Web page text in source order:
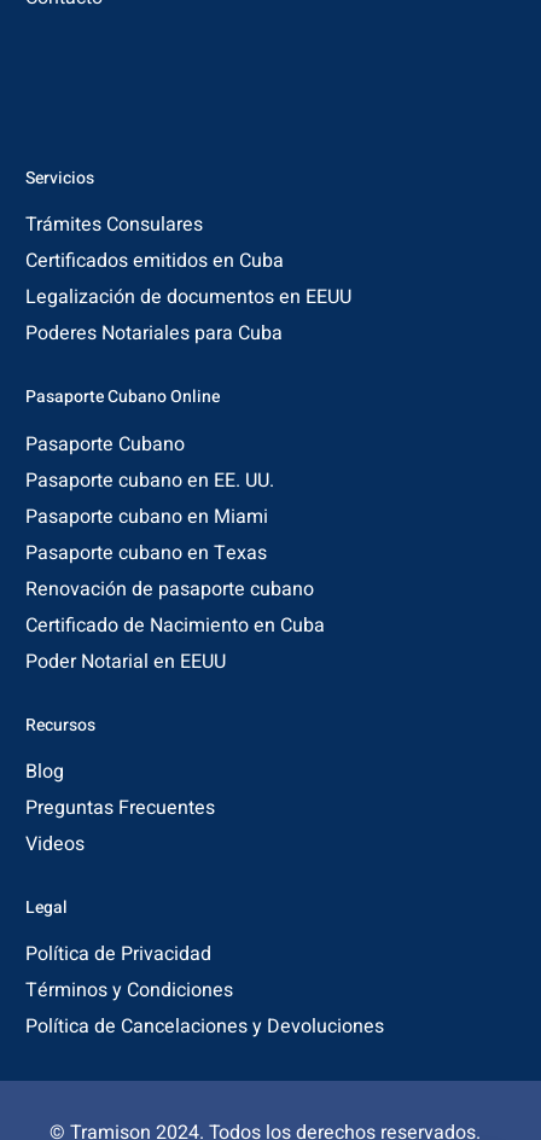
Servicios
Trámites Consulares
Certificados emitidos en Cuba
Legalización de documentos en EEUU
Poderes Notariales para Cuba
Pasaporte Cubano Online
Pasaporte Cubano
Pasaporte cubano en EE. UU.
Pasaporte cubano en Miami
Pasaporte cubano en Texas
Renovación de pasaporte cubano
Certificado de Nacimiento en Cuba
Poder Notarial en EEUU
Recursos
Blog
Preguntas Frecuentes
Videos
Legal
Política de Privacidad
Términos y Condiciones
Política de Cancelaciones y Devoluciones
© Tramison 2024. Todos los derechos reservados.